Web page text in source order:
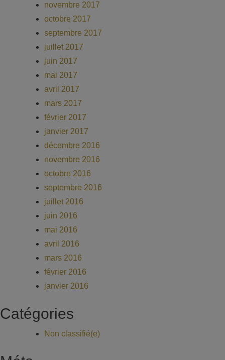
novembre 2017
octobre 2017
septembre 2017
juillet 2017
juin 2017
mai 2017
avril 2017
mars 2017
février 2017
janvier 2017
décembre 2016
novembre 2016
octobre 2016
septembre 2016
juillet 2016
juin 2016
mai 2016
avril 2016
mars 2016
février 2016
janvier 2016
Catégories
Non classifié(e)